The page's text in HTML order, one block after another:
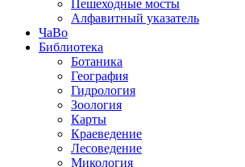
Пешеходные мосты
Алфавитный указатель
ЧаВо
Библиотека
Ботаника
География
Гидрология
Зоология
Карты
Краеведение
Лесоведение
Микология